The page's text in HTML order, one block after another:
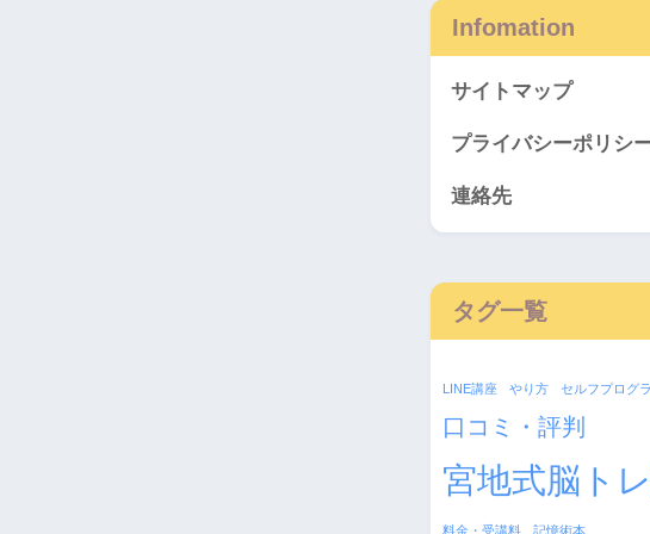
Infomation
サイトマップ
プライバシーポリシ
連絡先
タグ一覧
LINE講座 やり方 セルフプログ
口コミ・評判
宮地式脳ト
料金・受講料 記憶術本